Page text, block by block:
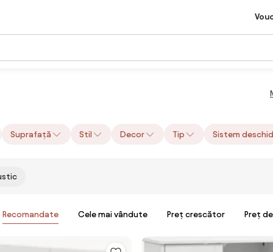
Suprafață Stil Decor Tip Sistem
Recomandate Cele mai vândute Preț crescător Preț